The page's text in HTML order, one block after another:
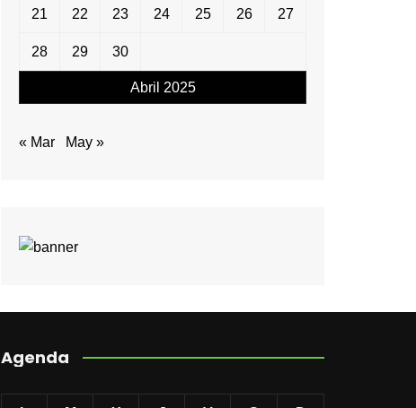
Abril 2025
21 22 23 24 25 26 27
28 29 30
« Mar May »
Agenda